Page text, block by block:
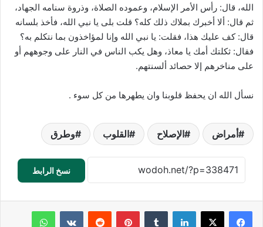
الله، قال: رأس الأمر الإسلام، وعموده الصلاة، وذروة سنامه الجهاد،
ثم قال: ألا أخبرك بملاك ذلك كله؟ قلت بلى يا نبي الله، فأخذ بلسانه
قال: كف عليك هذا، فقلت: يا نبي الله وإنا لمؤاخذون بما نتكلم به؟
فقال: ثكلتك أمك يا معاذ، وهل يكب الناس في النار على وجوههم أو
على مناخرهم إلا حصائد ألسنتهم.
نسأل الله ان يحفظ قلوبنا وان يطهرها من كل سوء .
أمراض الإصلاح القلوب وطرق
نسخ الرابط
لينكدإن بينتيريست